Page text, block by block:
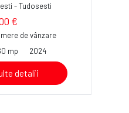
- Tudosesti
€
de vânzare
mp 2024
detalii